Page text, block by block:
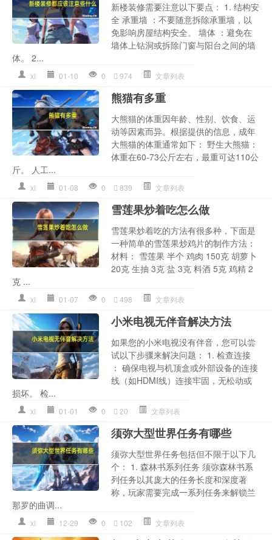
新楼装修需要注意以下要点： 1. 结构安
全 承重墙 ：不要随意拆除承重墙，以
免影响房屋结构安全。 墙体 ：避免在
墙体上钻洞或拆除门窗与阳台之间的墙
体。 2...
xl 01-10 0 974 文章列表
熊猫有多重
大熊猫的体重因年龄、性别、饮食、运
动等因素而异。根据提供的信息，成年
大熊猫的体重通常如下： 野生大熊猫：
体重在60-73公斤左右，最重可达110公
斤。 人工...
xl 01-08 0 839 文章列表
雪莲果炒着吃怎么做
雪莲果炒着吃的方法有很多种，下面是
一种简单的雪莲果炒鸡片的制作方法：
材料： 雪莲果 半个 鸡肉 150克 胡萝卜
20克 生抽 3克 盐 3克 料酒 5克 鸡精 2
克 ...
xl 01-07 0 498 文章列表
小米电视无伴音解决方法
如果您的小米电视没有伴音，您可以尝
试以下步骤来解决问题： 1. 检查连接
： 确保电视与机顶盒或外部设备的连接
线（如HDMI线）连接牢固，无松动或
损坏。 检...
xl 01-01 0 20 文章列表
须弥大型世界任务有哪些
须弥大型世界任务包括但不限于以下几
个： 1. 森林书系列任务 须弥森林书系
列任务以其庞大的任务长度和深度著
称，玩家需要完成一系列任务来解锁兰
那罗的曲调...
xl 12-29 0 102 文章列表